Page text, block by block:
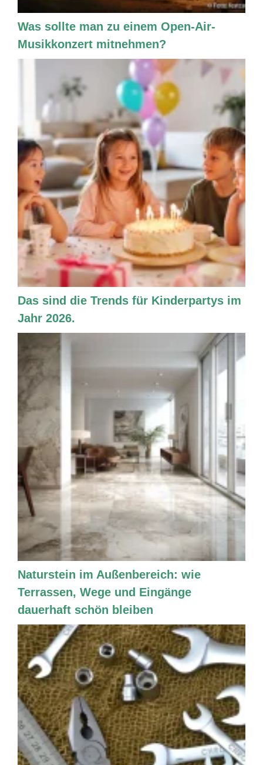
Was sollte man zu einem Open-Air-
Musikkonzert mitnehmen?
Das sind die Trends für Kinderpartys im
Jahr 2026.
Naturstein im Außenbereich: wie
Terrassen, Wege und Eingänge
dauerhaft schön bleiben